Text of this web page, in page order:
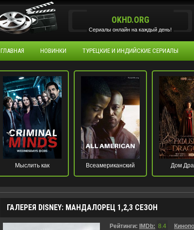
OKHD.ORG
Сериалы онлайн на каждый день!
ГЛАВНАЯ НОВИНКИ ТУРЕЦКИЕ И ИНДИЙСКИЕ СЕРИАЛЫ
Мыслить как
преступник
Всеамериканский Дом
ГАЛЕРЕЯ DISNEY: МАНДАЛОРЕЦ 1,2,3 СЕЗОН
Рейтинги: IMDb: 8.4